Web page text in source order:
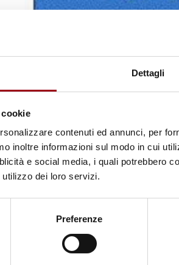
Dettagli
contenuti ed annunci, per
inoltre informazioni sul modo in cui
e social media, i quali potrebbero
dei loro servizi.
Preferenze
Nazioni Unite: 96^
discriminazione
Ginevra, 6 – 30
04.08.2018
© Municipality of Potsdam